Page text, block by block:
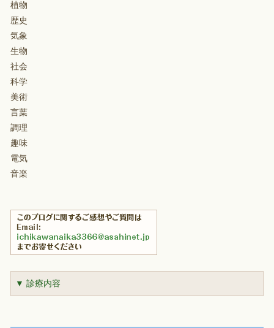
植物
歴史
気象
生物
社会
科学
美術
言葉
調理
趣味
電気
音楽
▼ 診療内容